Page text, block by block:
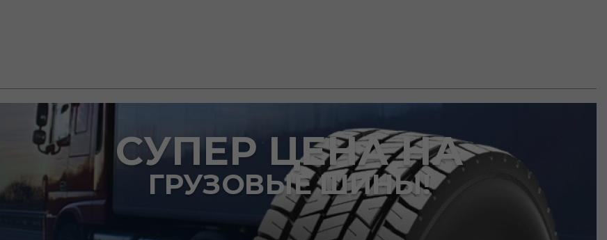
СУПЕР ЦЕНА НА
ГРУЗОВЫЕ ШИНЫ!